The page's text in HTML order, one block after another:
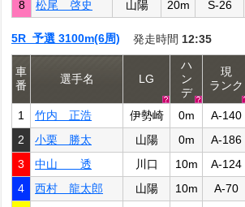
8
松尾 啓史 山陽 20m S-26
5R 予選 3100m(6周) 発走時間 12:35
車
番
選手名 LG
ハ
ン
デ
現
ランク
1 竹内 正浩 伊勢崎 0m A-140
2
小栗 勝太 山陽 0m A-186
3
中山 透 川口 10m A-124
4
西村 龍太郎 山陽 10m A-70